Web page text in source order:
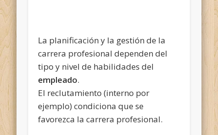
La planificación y la gestión de la
carrera profesional dependen del
tipo y nivel de habilidades del
empleado.
El reclutamiento (interno por
ejemplo) condiciona que se
favorezca la carrera profesional.